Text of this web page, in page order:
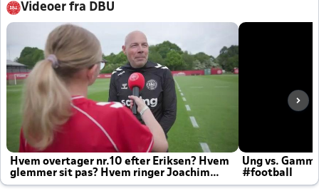
Videoer fra DBU
Hvem overtager nr.10 efter Eriksen? Hvem
glemmer sit pas? Hvem ringer Joachim
altid til efter kampe?
Ung vs.
#football